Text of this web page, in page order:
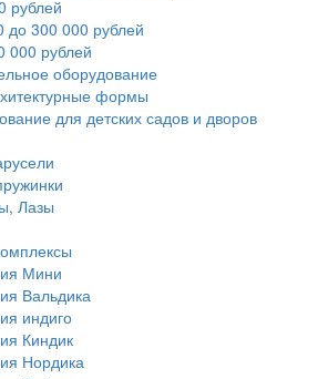
рублей
до 300 000 рублей
000 рублей
оборудование
формы
для детских садов и дворов
Лазы
Мини
Вальдика
индиго
Киндик
Нордика